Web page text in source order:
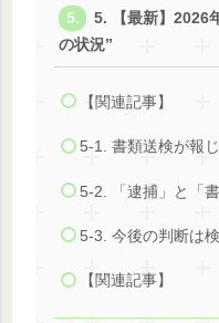
5. 【最新】2026
の状況”
【関連記事】
5-1. 書類送検が報
5-2. 「逮捕」と「
5-3. 今後の判断は
【関連記事】